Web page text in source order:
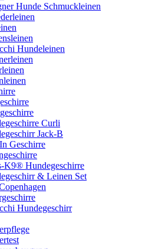
Hunde Schmuckleinen
Hundeleinen
Curli
Jack-B
Geschirre
K9® Hundegeschirre
& Leinen Set
Hundegeschirr